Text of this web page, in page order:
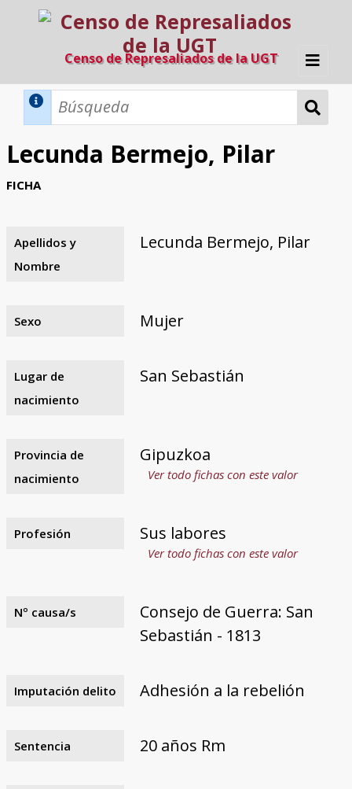
Censo de Represaliados de la UGT
Inicio
Búsqueda Dinámica
Búsqueda Avanzada
Razones y objetivos
El equipo
Colaboradores
Fuentes documentales
Lecunda Bermejo, Pilar
FICHA
Apellidos y
Nombre
Lecunda Bermejo, Pilar
Sexo Mujer
Lugar de
nacimiento
San Sebastián
Provincia de
nacimiento
Gipuzkoa
Ver todo fichas con este valor
Profesión Sus labores
Ver todo fichas con este valor
Nº causa/s
Consejo de Guerra: San
Sebastián - 1813
Imputación delito Adhesión a la rebelión
Sentencia 20 años Rm